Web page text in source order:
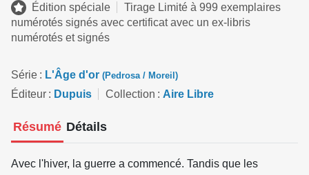
Édition spéciale
Tirage Limité à 999 exemplaires
numérotés signés avec certificat avec un ex-libris
numérotés et signés
Série L'Âge d'or (Pedrosa / Moreil)
Éditeur Dupuis Collection Aire Libre
Résumé Détails
Avec l'hiver, la guerre a commencé. Tandis que les